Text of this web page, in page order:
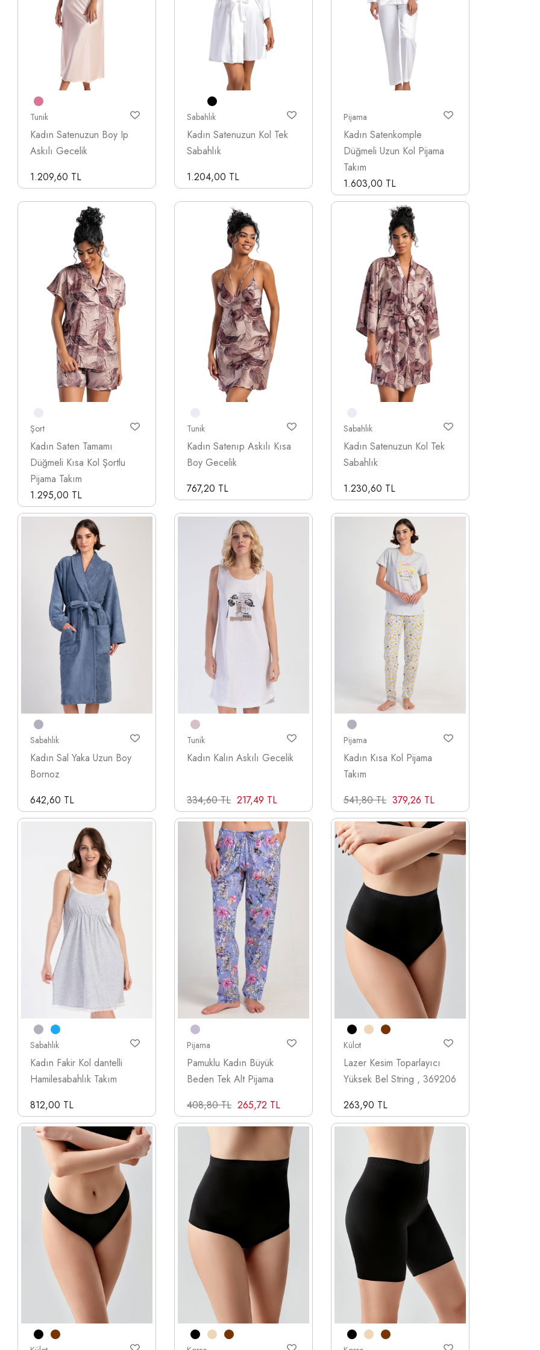
Tunik
Kadın Satenuzun Boy Ip
Askılı Gecelik
1.209,60 TL
Sabahlık
Kadın Satenuzun Kol Tek
Sabahlık
1.204,00 TL
Pijama
Kadın Satenkomple
Düğmeli Uzun Kol Pijama
Takım
1.603,00 TL
Şort
Kadın Saten Tamamı
Düğmeli Kısa Kol Şortlu
Pijama Takım
1.295,00 TL
Tunik
Kadın Satenıp Askılı Kısa
Boy Gecelik
767,20 TL
Sabahlık
Kadın Satenuzun Kol Tek
Sabahlık
1.230,60 TL
Sabahlık
Kadın Sal Yaka Uzun Boy
Bornoz
642,60 TL
Tunik
Kadın Kalın Askılı Gecelik
334,60 TL 217,49 TL
Pijama
Kadın Kısa Kol Pijama
Takım
541,80 TL 379,26 TL
Sabahlık
Kadın Fakir Kol dantelli
Hamilesabahlık Takım
812,00 TL
Pijama
Pamuklu Kadın Büyük
Beden Tek Alt Pijama
408,80 TL 265,72 TL
Külot
Lazer Kesim Toparlayıcı
Yüksek Bel String , 369206
263,90 TL